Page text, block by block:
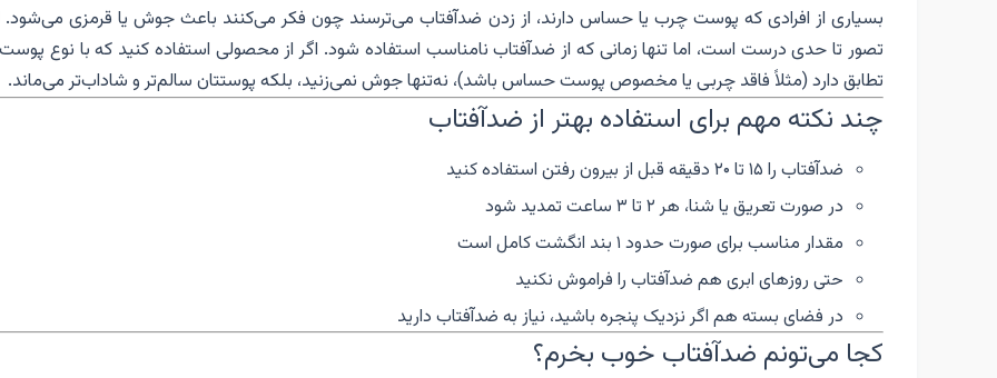
بسیاری از افرادی که پوست چرب یا حساس دارند، از زدن ضدآفتاب می‌ترسند چون فکر می‌کنند باعث جوش یا قرمزی می‌شود.
تصور تا حدی درست است، اما تنها زمانی که از ضدآفتاب نامناسب استفاده شود. اگر از محصولی استفاده کنید که با نوع
تطابق دارد (مثلاً فاقد چربی یا مخصوص پوست حساس باشد)، نه‌تنها جوش نمی‌زنید، بلکه پوستتان سالم‌تر و شاداب‌تر می‌ماند.
چند نکته مهم برای استفاده بهتر از ضدآفتاب
ضدآفتاب را ۱۵ تا ۲۰ دقیقه قبل از بیرون رفتن استفاده کنید
در صورت تعریق یا شنا، هر ۲ تا ۳ ساعت تمدید شود
مقدار مناسب برای صورت حدود ۱ بند انگشت کامل است
حتی روزهای ابری هم ضدآفتاب را فراموش نکنید
در فضای بسته هم اگر نزدیک پنجره باشید، نیاز به ضدآفتاب دارید
کجا می‌تونم ضدآفتاب خوب بخرم؟